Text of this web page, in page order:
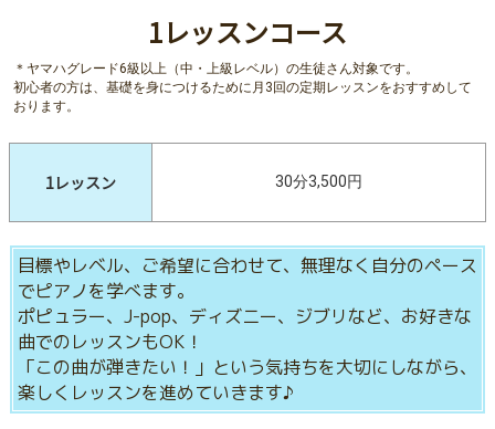
1レッスンコース
＊ヤマハグレード6級以上（中・上級レベル）の生徒さん対象です。
初心者の方は、基礎を身につけるために月3回の定期レッスンをおすすめして
おります。
1レッスン 30分3,500円
目標やレベル、ご希望に合わせて、無理なく自分のペース
でピアノを学べます。
ポピュラー、J-pop、ディズニー、ジブリなど、お好きな
曲でのレッスンもOK！
「この曲が弾きたい！」という気持ちを大切にしながら、
楽しくレッスンを進めていきます♪